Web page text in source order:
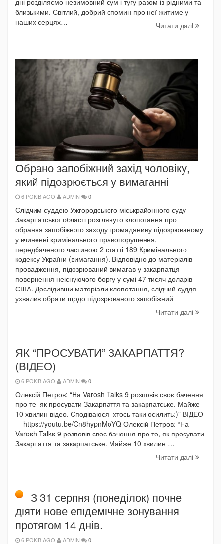
дні розділяємо невимовний сум і тугу разом із рідними та
близькими. Світлий, добрий спомин про неї житиме у
наших серцях…
Читати далi
Обрано запобіжний захід чоловіку,
який підозрюється у вимаганні
6 РОКІВ AGO ADMIN 0
Слідчим суддею Ужгородського міськрайонного суду
Закарпатської області розглянуто клопотання про
обрання запобіжного заходу громадянину підозрюваному
у вчиненні кримінального правопорушення,
передбаченого частиною 2 статті 189 Кримінального
кодексу України (вимагання). Відповідно до матеріалів
провадження, підозрюваний вимагав у закарпатця
повернення неіснуючого боргу у сумі 47 тисяч доларів
США. Дослідивши матеріали клопотання, слідчий суддя
ухвалив обрати щодо підозрюваного запобіжний
Читати далi
ЯК “ПРОСУВАТИ” ЗАКАРПАТТЯ?
(ВІДЕО)
6 РОКІВ AGO ADMIN 0
Олексій Петров: “На Varosh Talks 9 розповів своє бачення
про те, як просувати Закарпаття та закарпатське. Майже
10 хвилин відео. Сподіваюся, хтось таки осилить:)” ВІДЕО
– https://youtu.be/Cn8hypnMoYQ Олексій Петров: “На
Varosh Talks 9 розповів своє бачення про те, як просувати
Закарпаття та закарпатське. Майже 10 хвилин …
Читати далi
З 31 серпня (понеділок) почне
діяти нове епідемічне зонування
протягом 14 днів.
6 РОКІВ AGO ADMIN 0